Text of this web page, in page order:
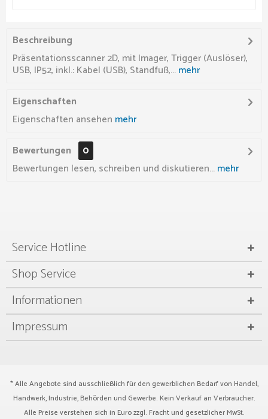
Beschreibung
Präsentationsscanner 2D, mit Imager, Trigger (Auslöser),
USB, IP52, inkl.: Kabel (USB), Standfuß,...mehr
Eigenschaften
Eigenschaften ansehen mehr
Bewertungen
0
Bewertungen lesen, schreiben und diskutieren...mehr
Service Hotline
Shop Service
Informationen
Impressum
* Alle Angebote sind ausschließlich für den gewerblichen Bedarf von Handel,
Handwerk, Industrie, Behörden und Gewerbe. Kein Verkauf an Verbraucher.
Alle Preise verstehen sich in Euro zzgl. Frachtund gesetzlicher MwSt.